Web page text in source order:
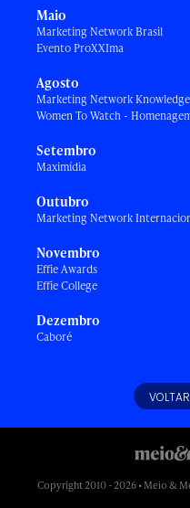
Maio
Marketing Network Brasil
Evento ProXXIma
Agosto
Marketing Network Knowledge
Women To Watch -
Setembro
Maximídia
Outubro
Marketing Network
Novembro
Effie Awards
Effie College
Dezembro
Caboré
Copyright 2010 - 2026 • Meio &